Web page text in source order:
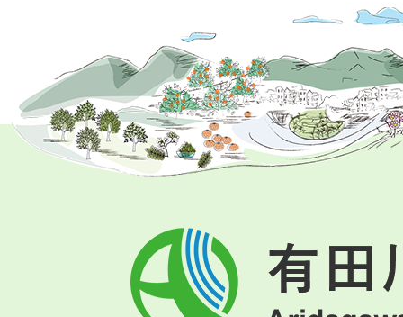
有
田
川